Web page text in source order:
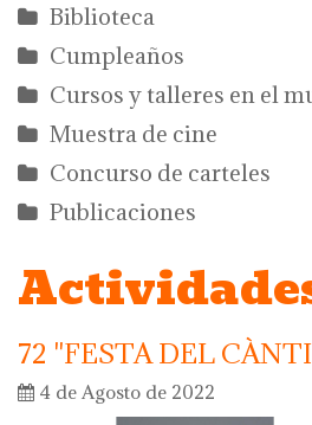
Biblioteca
Cumpleaños
Cursos y talleres en el
Muestra de cine
Concurso de carteles
Publicaciones
72 "FESTA DEL
4 de Agosto de 2022